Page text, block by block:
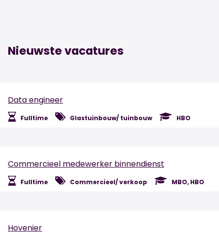
Nieuwste vacatures
Data engineer
Fulltime Glastuinbouw/ tuinbouw HBO
Commercieel medewerker binnendienst
Fulltime Commercieel/ verkoop MBO, HBO
Hovenier